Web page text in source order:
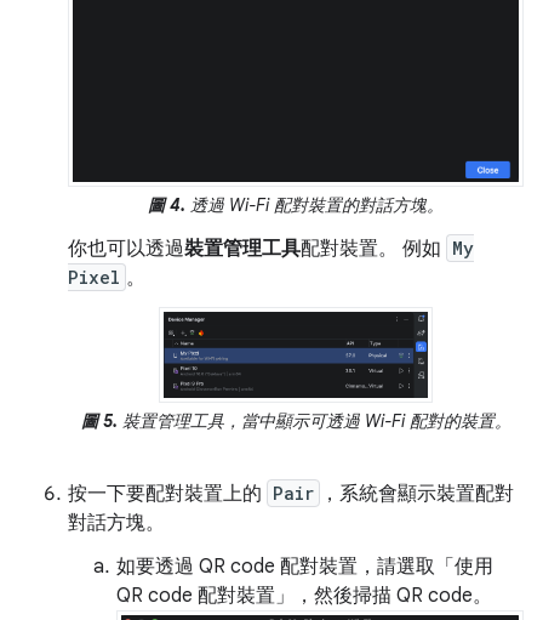
圖 4. 透過 Wi-Fi 配對裝置的對話方塊。
你也可以透過裝置管理工具配對裝置。 例如 My
Pixel 。
圖 5. 裝置管理工具，當中顯示可透過 Wi-Fi 配對的裝置。
按一下要配對裝置上的 Pair
，系統會顯示裝置配對
對話方塊。
如要透過 QR code 配對裝置，請選取「使用
QR code 配對裝置」
，然後掃描 QR code。